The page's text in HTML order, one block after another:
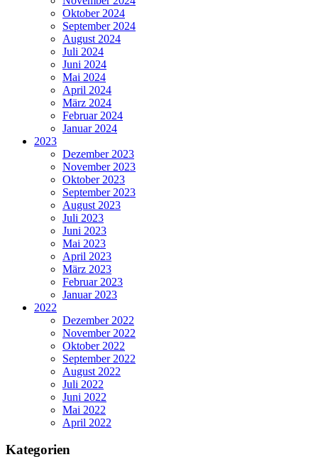
Oktober 2024
September 2024
August 2024
Juli 2024
Juni 2024
Mai 2024
April 2024
März 2024
Februar 2024
Januar 2024
2023
Dezember 2023
November 2023
Oktober 2023
September 2023
August 2023
Juli 2023
Juni 2023
Mai 2023
April 2023
März 2023
Februar 2023
Januar 2023
2022
Dezember 2022
November 2022
Oktober 2022
September 2022
August 2022
Juli 2022
Juni 2022
Mai 2022
April 2022
Kategorien